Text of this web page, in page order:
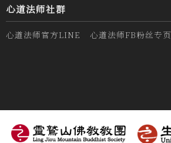
心道法师社群
心道法师官方LINE 心道法师FB粉丝专页